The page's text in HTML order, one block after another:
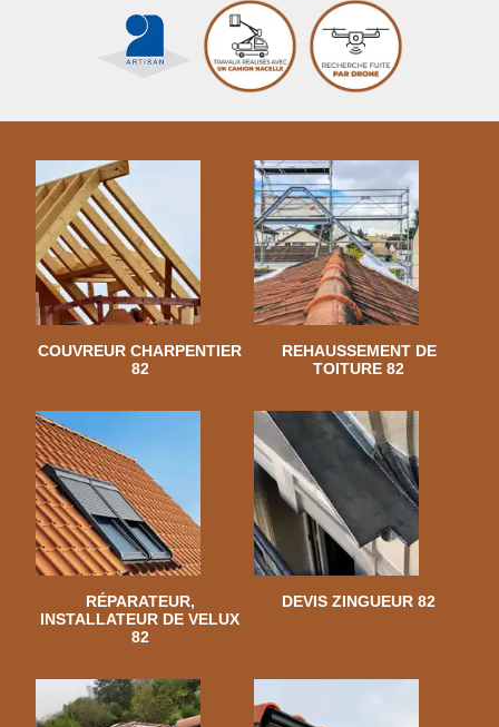
COUVREUR CHARPENTIER
82
REHAUSSEMENT DE
TOITURE 82
RÉPARATEUR,
INSTALLATEUR DE VELUX
82
DEVIS ZINGUEUR 82